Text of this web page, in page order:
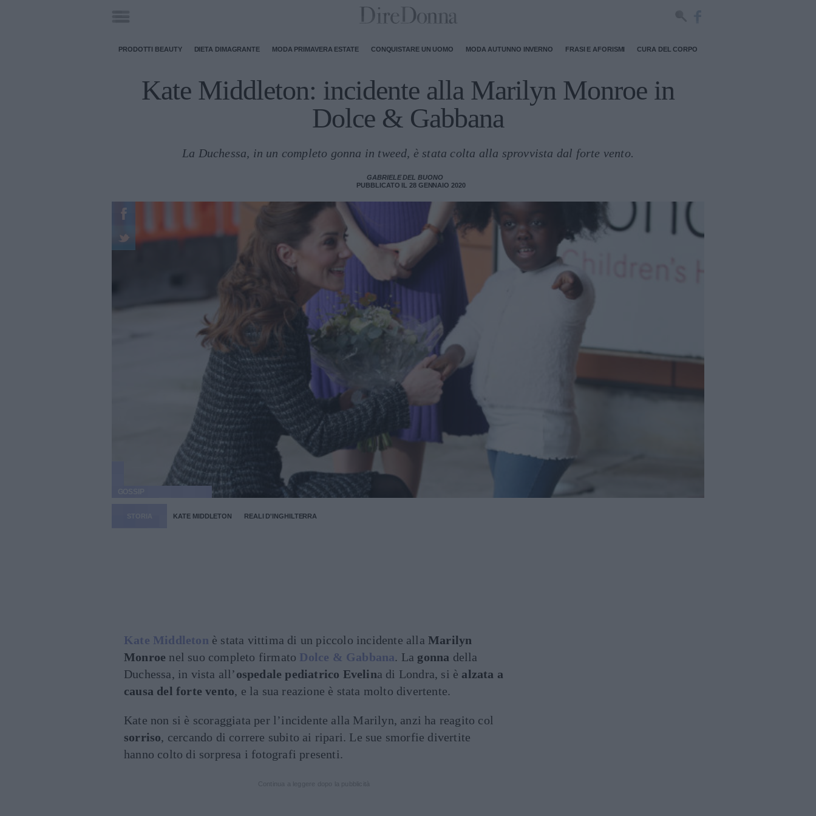
PRODOTTI BEAUTY DIETA DIMAGRANTE MODA PRIMAVERA ESTATE CONQUISTARE UN UOMO MODA AUTUNNO INVERNO FRASI E AFORISMI CURA DEL CORPO
Kate Middleton: incidente alla Marilyn Monroe in
Dolce & Gabbana
La Duchessa, in un completo gonna in tweed, è stata colta alla sprovvista dal forte vento.
GABRIELE DEL BUONO
PUBBLICATO IL 28 GENNAIO 2020
KATE MIDDLETON REALI D'INGHILTERRA
Kate Middleton è stata vittima di un piccolo incidente alla Marilyn
Monroe nel suo completo firmato Dolce & Gabbana. La gonna della
Duchessa, in vista all’ospedale pediatrico Evelina di Londra, si è alzata a
causa del forte vento, e la sua reazione è stata molto divertente.
Kate non si è scoraggiata per l’incidente alla Marilyn, anzi ha reagito col
sorriso, cercando di correre subito ai ripari. Le sue smorfie divertite
hanno colto di sorpresa i fotografi presenti.